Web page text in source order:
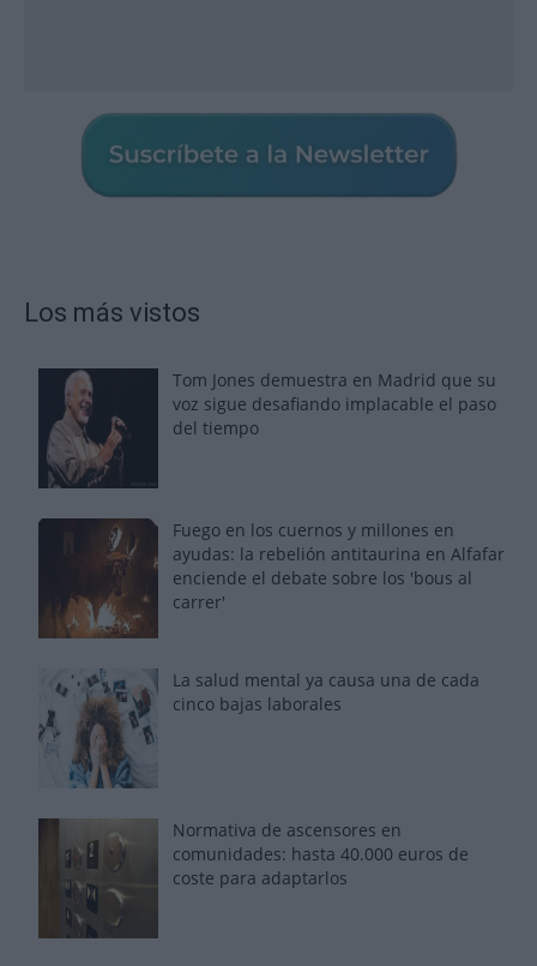
Los más vistos
Tom Jones demuestra en Madrid que su
voz sigue desafiando implacable el paso
del tiempo
Fuego en los cuernos y millones en
ayudas: la rebelión antitaurina en Alfafar
enciende el debate sobre los 'bous al
carrer'
La salud mental ya causa una de cada
cinco bajas laborales
Normativa de ascensores en
comunidades: hasta 40.000 euros de
coste para adaptarlos